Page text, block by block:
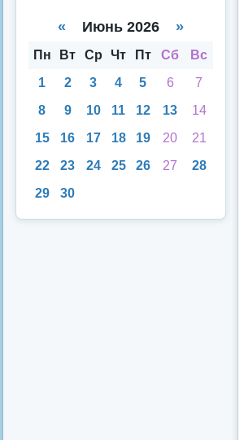
аря
спи
« Июнь 2026 »
Пн Вт Ср Чт Пт Сб
Вс
1
2 3 4 5 6
7
8
9 10 11 12 13
14
15
16 17 18 19 20
21
22
23 24 25 26 27
28
29
30